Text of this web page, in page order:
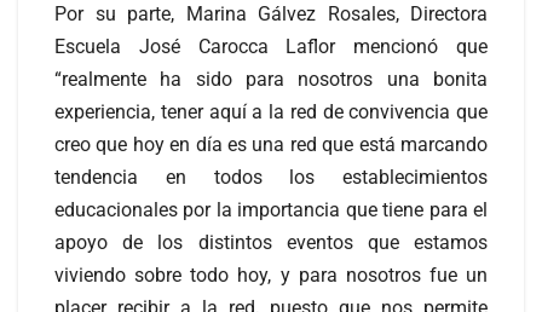
Por su parte, Marina Gálvez Rosales, Directora
Escuela José Carocca Laflor mencionó que
“realmente ha sido para nosotros una bonita
experiencia, tener aquí a la red de convivencia que
creo que hoy en día es una red que está marcando
tendencia en todos los establecimientos
educacionales por la importancia que tiene para el
apoyo de los distintos eventos que estamos
viviendo sobre todo hoy, y para nosotros fue un